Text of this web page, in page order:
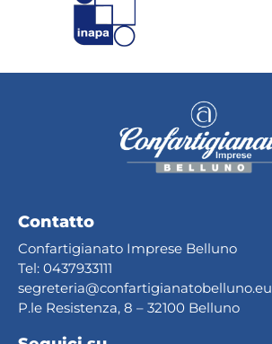
Contatto
Confartigianato Imprese Belluno
Tel: 0437933111
segreteria@confartigianatobelluno.eu
P.le Resistenza, 8 – 32100 Belluno